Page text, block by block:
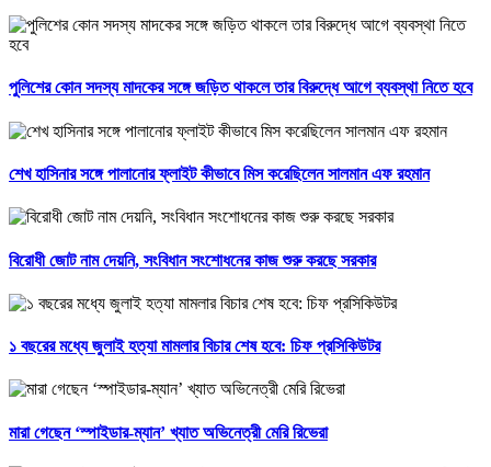
পুলিশের কোন সদস্য মাদকের সঙ্গে জড়িত থাকলে তার বিরুদ্ধে আগে ব্যবস্থা নিতে হবে
শেখ হাসিনার সঙ্গে পালানোর ফ্লাইট কীভাবে মিস করেছিলেন সালমান এফ রহমান
বিরোধী জোট নাম দেয়নি, সংবিধান সংশোধনের কাজ শুরু করছে সরকার
১ বছরের মধ্যে জুলাই হত্যা মামলার বিচার শেষ হবে: চিফ প্রসিকিউটর
মারা গেছেন ‘স্পাইডার-ম্যান’ খ্যাত অভিনেত্রী মেরি রিভেরা